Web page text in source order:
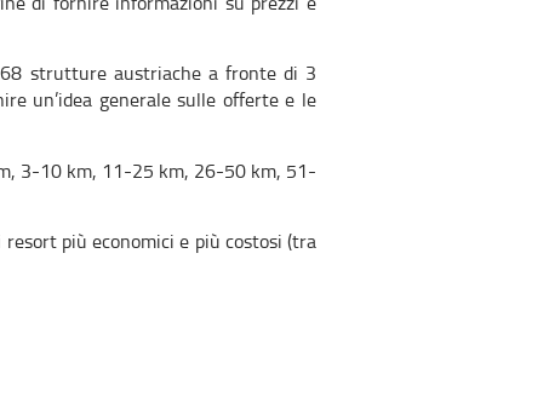
strutture austriache a fronte di 3
un’idea generale sulle offerte e le
3-10 km, 11-25 km, 26-50 km, 51-
più economici e più costosi (tra